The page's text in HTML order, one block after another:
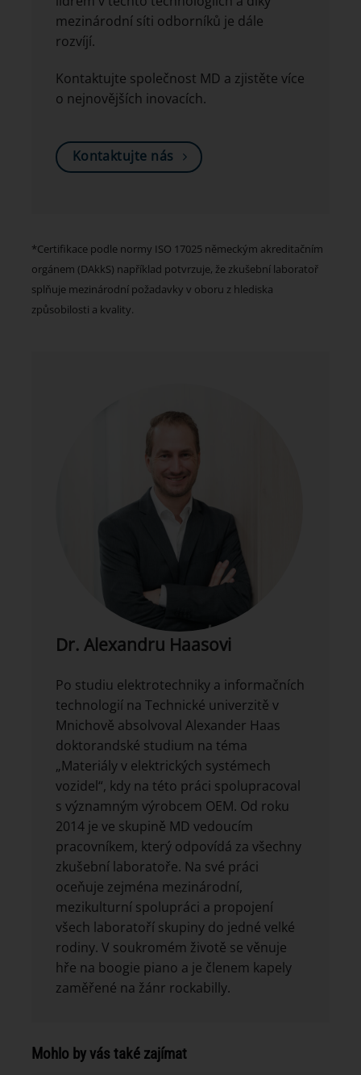
mezinárodní síti odborníků je dále
rozvíjí.
Kontaktujte společnost MD a zjistěte více
o nejnovějších inovacích.
Kontaktujte nás
*Certifikace podle normy ISO 17025 německým akreditačním
orgánem (DAkkS) například potvrzuje, že zkušební laboratoř
splňuje mezinárodní požadavky v oboru z hlediska
způsobilosti a kvality.
Dr. Alexandru Haasovi
Po studiu elektrotechniky a informačních
technologií na Technické univerzitě v
Mnichově absolvoval Alexander Haas
doktorandské studium na téma
„Materiály v elektrických systémech
vozidel“, kdy na této práci spolupracoval
s významným výrobcem OEM. Od roku
2014 je ve skupině MD vedoucím
pracovníkem, který odpovídá za všechny
zkušební laboratoře. Na své práci
oceňuje zejména mezinárodní,
mezikulturní spolupráci a propojení
všech laboratoří skupiny do jedné velké
rodiny. V soukromém životě se věnuje
hře na boogie piano a je členem kapely
zaměřené na žánr rockabilly.
Mohlo by vás také zajímat